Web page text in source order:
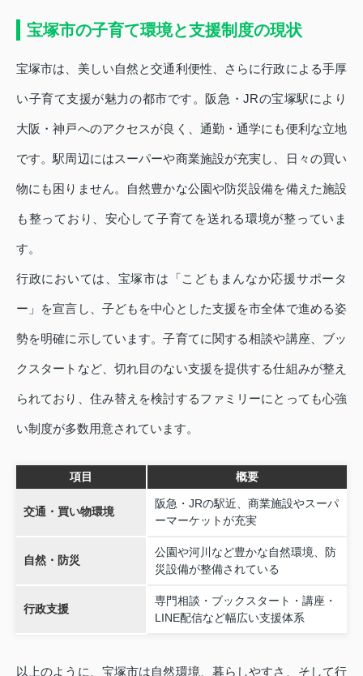
宝塚市の子育て環境と支援制度の現状
宝塚市は、美しい自然と交通利便性、さらに行政による手厚
い子育て支援が魅力の都市です。阪急・JRの宝塚駅により
大阪・神戸へのアクセスが良く、通勤・通学にも便利な立地
です。駅周辺にはスーパーや商業施設が充実し、日々の買い
物にも困りません。自然豊かな公園や防災設備を備えた施設
も整っており、安心して子育てを送れる環境が整っていま
す。
行政においては、宝塚市は「こどもまんなか応援サポータ
ー」を宣言し、子どもを中心とした支援を市全体で進める姿
勢を明確に示しています。子育てに関する相談や講座、ブッ
クスタートなど、切れ目のない支援を提供する仕組みが整え
られており、住み替えを検討するファミリーにとっても心強
い制度が多数用意されています。
項目 概要
交通・買い物環境
阪急・JRの駅近、商業施設やスーパ
ーマーケットが充実
自然・防災
公園や河川など豊かな自然環境、防
災設備が整備されている
行政支援
専門相談・ブックスタート・講座・
LINE配信など幅広い支援体系
以上のように、宝塚市は自然環境、暮らしやすさ、そして行